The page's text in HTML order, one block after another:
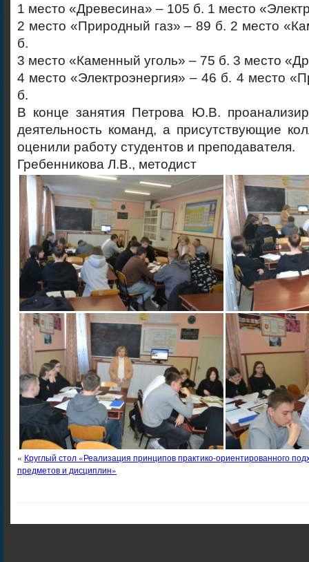
1 место «Древесина» – 105 б. 1 место
2 место «Природный газ» – 89 б. 2 место
б.
3 место «Каменный уголь» – 75 б. 3 место
4 место «Электроэнергия» – 46 б. 4 место
б.
В конце занятия Петрова Ю.В.
деятельность команд, а присутствующие
оценили работу студентов и преподавателя.
Гребенникова Л.В., методист
« Круглый стол «Реализация принципов практико-ориентированного
предметов и дисциплин»